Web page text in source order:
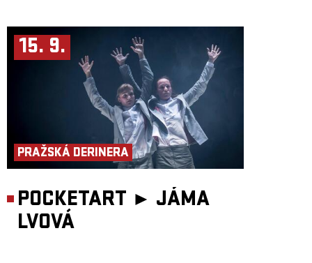
15. 9.
PRAŽSKÁ DERINERA
POCKETART ► JÁMA
LVOVÁ